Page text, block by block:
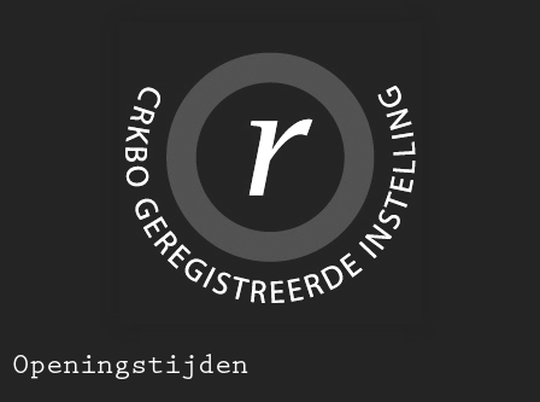
Openingstijden